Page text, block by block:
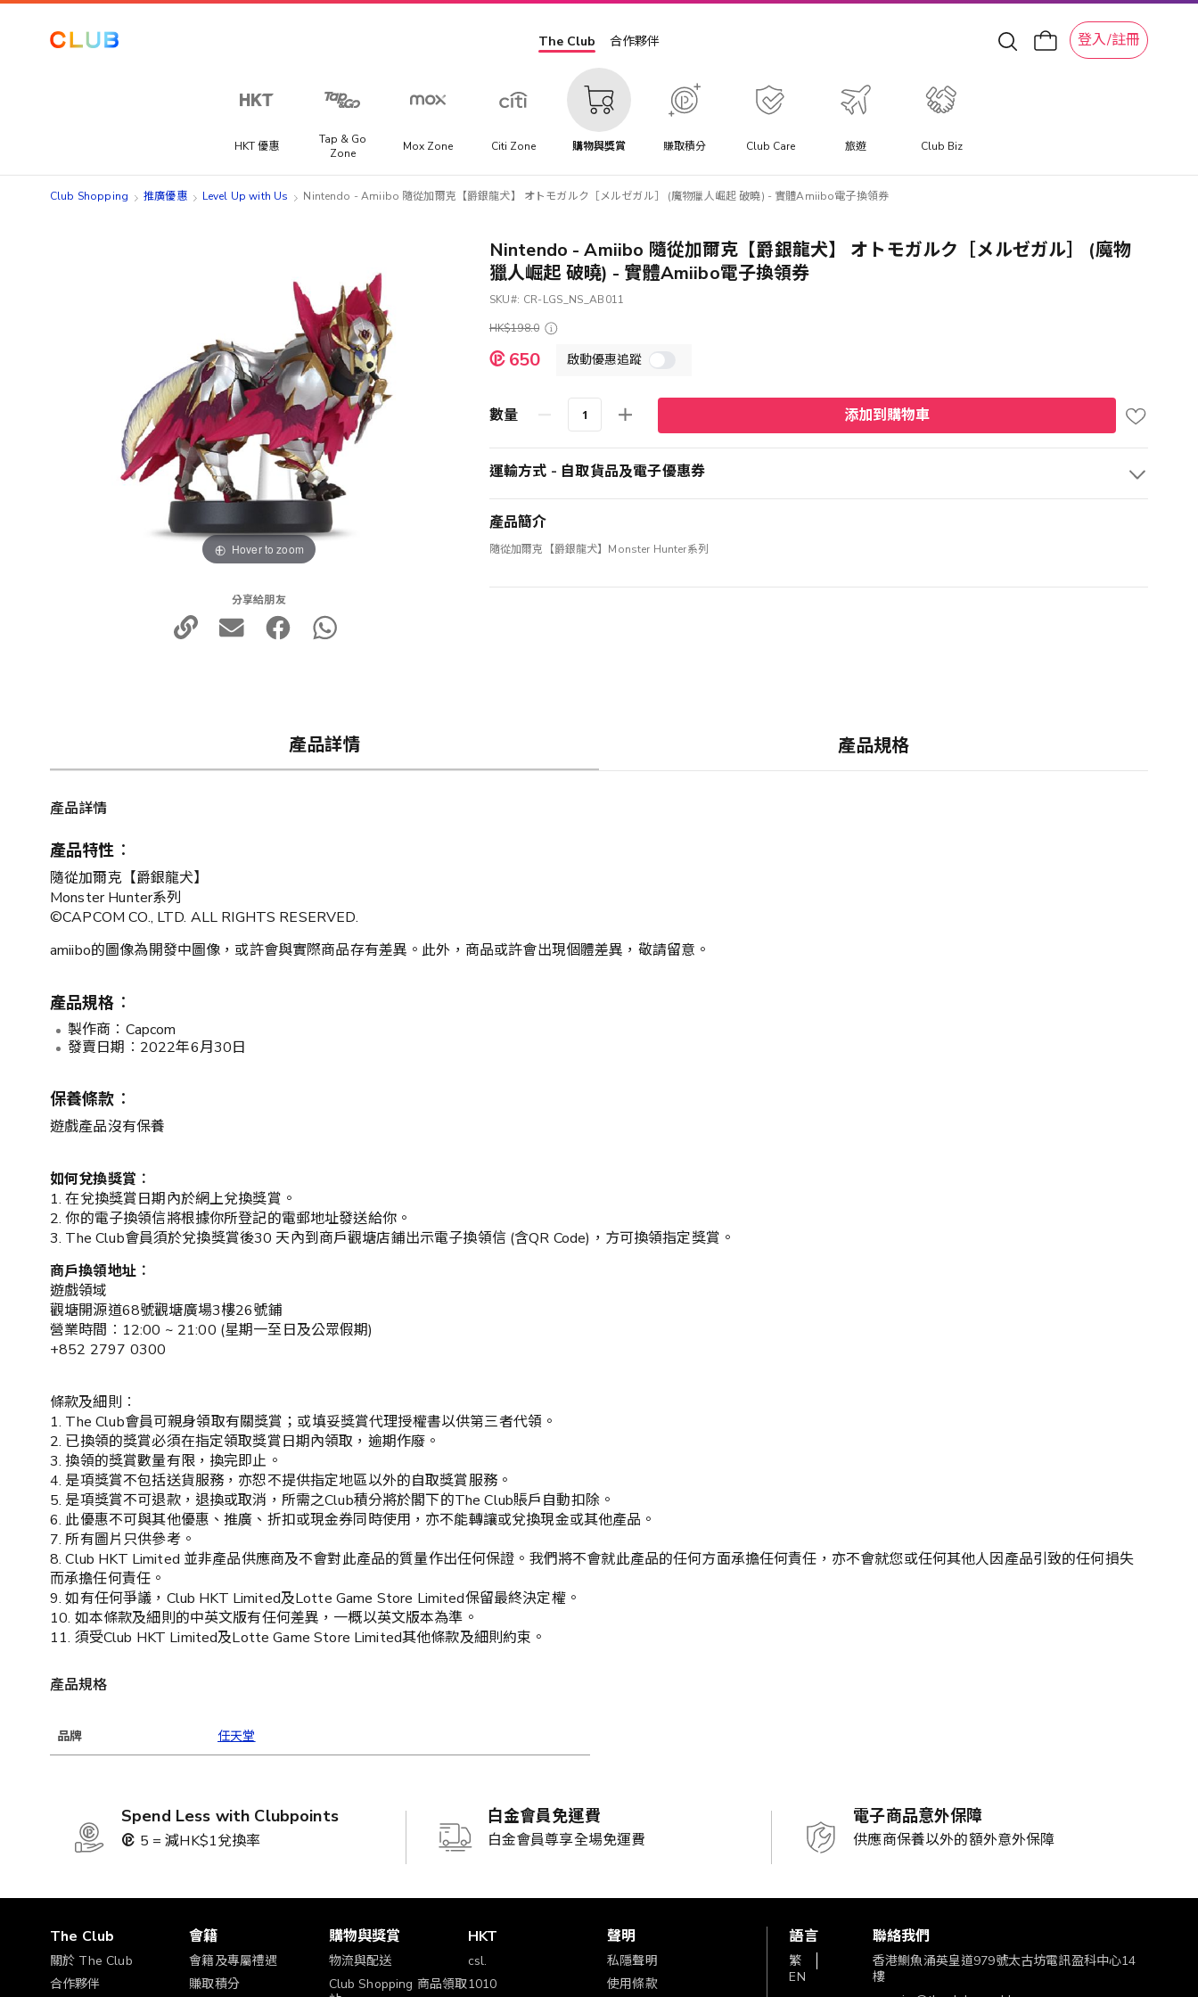
The Club 合作夥伴 登入/註冊
HKT 優惠
Tap & Go
Zone
Mox Zone Citi Zone 購物與獎賞 賺取積分 Club Care 旅遊 Club Biz
Club Shopping 推廣優惠 Level Up with Us Nintendo - Amiibo 隨從加爾克【爵銀龍犬】 オトモガルク［メルゼガル］ (魔物獵人崛起 破曉) - 實體Amiibo電子換領券
Hover to zoom
分享給朋友
Nintendo - Amiibo 隨從加爾克【爵銀龍犬】 オトモガルク［メルゼガル］ (魔物
獵人崛起 破曉) - 實體Amiibo電子換領券
SKU
CR-LGS_NS_AB011
HK$198.0
特
殊
啟動優惠追蹤
650
數量 添加到購物車
運輸方式 - 自取貨品及電子優惠券
產品簡介
隨從加爾克【爵銀龍犬】Monster Hunter系列
產品詳情 產品規格
產品詳情
產品特性︰
隨從加爾克【爵銀龍犬】
Monster Hunter系列
©CAPCOM CO., LTD. ALL RIGHTS RESERVED.
amiibo的圖像為開發中圖像，或許會與實際商品存有差異。此外，商品或許會出現個體差異，敬請留意。
產品規格︰
製作商︰Capcom
發賣日期︰2022年6月30日
保養條款︰
遊戲產品沒有保養
如何兌換獎賞︰
1. 在兌換獎賞日期內於網上兌換獎賞。
2. 你的電子換領信將根據你所登記的電郵地址發送給你。
3. The Club會員須於兌換獎賞後30 天內到商戶觀塘店鋪出示電子換領信 (含QR Code)，方可換領指定獎賞。
商戶換領地址︰
遊戲領域
觀塘開源道68號觀塘廣場3樓26號鋪
營業時間︰12:00 ~ 21:00 (星期一至日及公眾假期)
+852 2797 0300
條款及細則︰
1. The Club會員可親身領取有關獎賞；或填妥獎賞代理授權書以供第三者代領。
2. 已換領的獎賞必須在指定領取獎賞日期內領取，逾期作廢。
3. 換領的獎賞數量有限，換完即止。
4. 是項獎賞不包括送貨服務，亦恕不提供指定地區以外的自取獎賞服務。
5. 是項獎賞不可退款，退換或取消，所需之Club積分將於閣下的The Club賬戶自動扣除。
6. 此優惠不可與其他優惠、推廣、折扣或現金券同時使用，亦不能轉讓或兌換現金或其他產品。
7. 所有圖片只供參考。
8. Club HKT Limited 並非產品供應商及不會對此產品的質量作出任何保證。我們將不會就此產品的任何方面承擔任何責任，亦不會就您或任何其他人因產品引致的任何損失
而承擔任何責任。
9. 如有任何爭議，Club HKT Limited及Lotte Game Store Limited保留最終決定權。
10. 如本條款及細則的中英文版有任何差異，一概以英文版本為準。
11. 須受Club HKT Limited及Lotte Game Store Limited其他條款及細則約束。
產品規格
品牌 任天堂
Spend Less with Clubpoints
5 = 減HK$1兌換率
白金會員免運費
白金會員尊享全場免運費
電子商品意外保障
供應商保養以外的額外意外保障
The Club
關於 The Club
合作夥伴
會籍
會籍及專屬禮遇
賺取積分
購物與獎賞
物流與配送
Club Shopping 商品領取
HKT
csl.
1010
聲明
私隱聲明
使用條款
語言
繁
EN
聯絡我們
香港鰂魚涌英皇道979號太古坊電訊盈科中心14
樓